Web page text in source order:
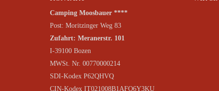
Camping Moosbauer ****
Post: Moritzinger Weg 83
Zufahrt: Meranerstr. 101
I-39100 Bozen
MWSt. Nr. 00770000214
SDI-Kodex P62QHVQ
CIN-Kodex IT021008B1AFO6Y3KU